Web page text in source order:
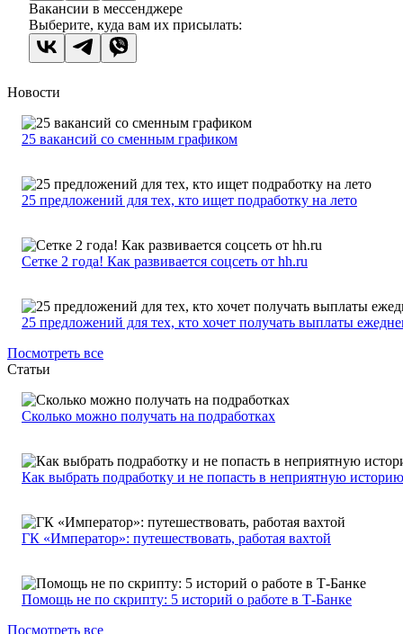
Вакансии в мессенджере
Выберите, куда вам их присылать:
Новости
25 вакансий со сменным графиком
25 предложений для тех, кто ищет подработку на лето
Сетке 2 года! Как развивается соцсеть от hh.ru
25 предложений для тех, кто хочет получать выплаты
Посмотреть все
Статьи
Сколько можно получать на подработках
Как выбрать подработку и не попасть в неприятную историю
ГК «Император»: путешествовать, работая вахтой
Помощь не по скрипту: 5 историй о работе в Т-Банке
Посмотреть все